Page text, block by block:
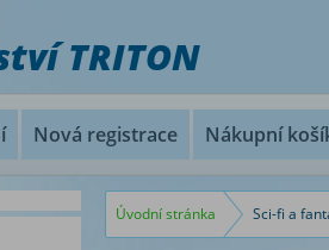
TRITON
Nová registrace Nákupní
Úvodní stránka Sci-fi a